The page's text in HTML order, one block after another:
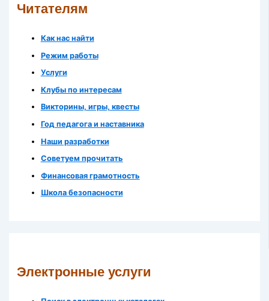
Читателям
Как нас найти
Режим работы
Услуги
Клубы по интересам
Викторины, игры, квесты
Год педагога и наставника
Наши разработки
Советуем прочитать
Финансовая грамотность
Школа безопасности
Электронные услуги